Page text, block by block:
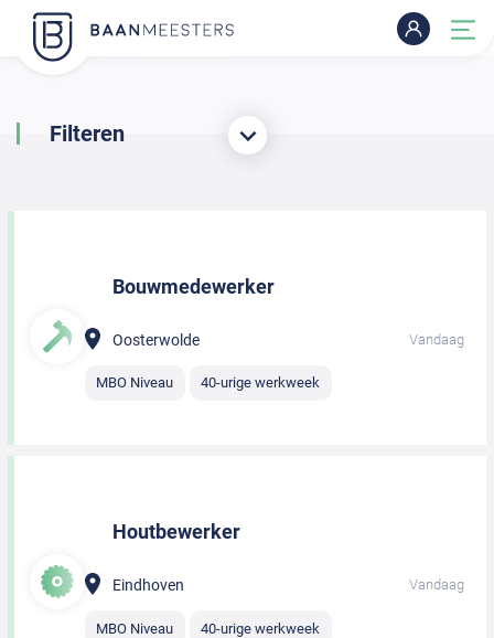
Filteren
Bouwmedewerker
Oosterwolde Vandaag
MBO Niveau 40-urige werkweek
Houtbewerker
Eindhoven Vandaag
MBO Niveau 40-urige werkweek